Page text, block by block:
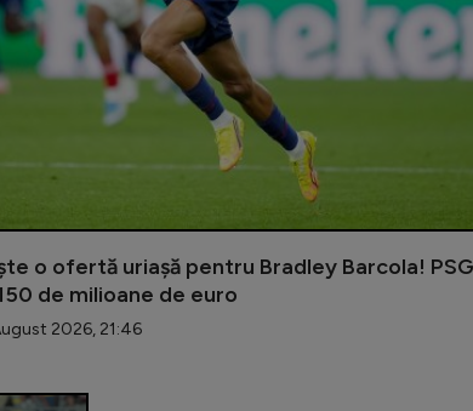
o ofertă uriașă pentru Bradley Barcola!
de milioane de euro
2026, 21:46